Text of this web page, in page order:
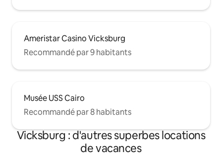
Ameristar Casino Vicksburg
Recommandé par 9 habitants
Musée USS Cairo
Recommandé par 8 habitants
Vicksburg : d'autres superbes locations
de vacances